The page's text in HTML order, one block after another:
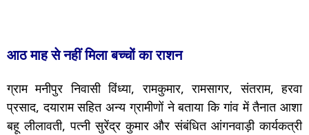
आठ माह से नहीं मिला बच्चों का राशन
ग्राम मनीपुर निवासी विंध्या, रामकुमार, रामसागर, संतराम, हरवा
प्रसाद, दयाराम सहित अन्य ग्रामीणों ने बताया कि गांव में तैनात आशा
बहू लीलावती, पत्नी सुरेंद्र कुमार और संबंधित आंगनवाड़ी कार्यकत्री